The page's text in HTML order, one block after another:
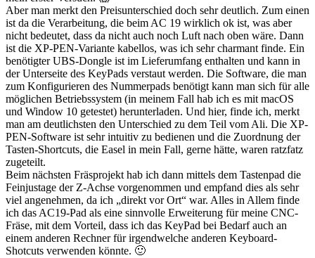
Aber man merkt den Preisunterschied doch sehr deutlich. Zum einen
ist da die Verarbeitung, die beim AC 19 wirklich ok ist, was aber
nicht bedeutet, dass da nicht auch noch Luft nach oben wäre. Dann
ist die XP-PEN-Variante kabellos, was ich sehr charmant finde. Ein
benötigter UBS-Dongle ist im Lieferumfang enthalten und kann in
der Unterseite des KeyPads verstaut werden. Die Software, die man
zum Konfigurieren des Nummerpads benötigt kann man sich für alle
möglichen Betriebssystem (in meinem Fall hab ich es mit macOS
und Window 10 getestet) herunterladen. Und hier, finde ich, merkt
man am deutlichsten den Unterschied zu dem Teil vom Ali. Die XP-
PEN-Software ist sehr intuitiv zu bedienen und die Zuordnung der
Tasten-Shortcuts, die Easel in mein Fall, gerne hätte, waren ratzfatz
zugeteilt.
Beim nächsten Fräsprojekt hab ich dann mittels dem Tastenpad die
Feinjustage der Z-Achse vorgenommen und empfand dies als sehr
viel angenehmen, da ich „direkt vor Ort“ war. Alles in Allem finde
ich das AC19-Pad als eine sinnvolle Erweiterung für meine CNC-
Fräse, mit dem Vorteil, dass ich das KeyPad bei Bedarf auch an
einem anderen Rechner für irgendwelche anderen Keyboard-
Shotcuts verwenden könnte. 🙂